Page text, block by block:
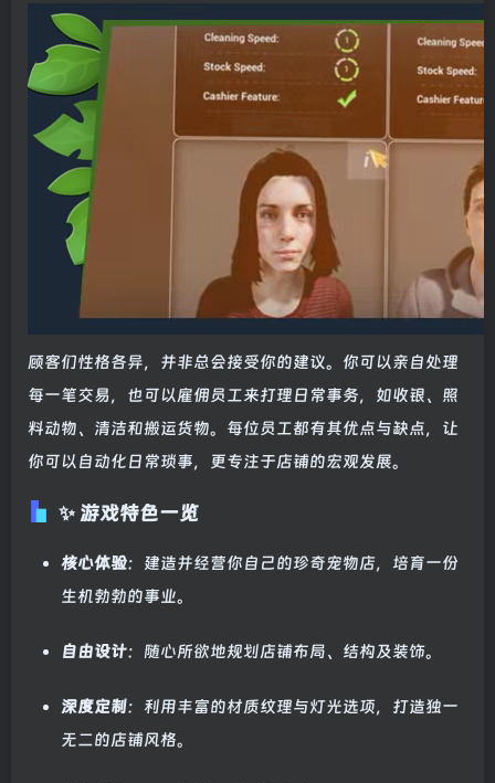
顾客们性格各异，并非总会接受你的建议。你可以亲自处理
每一笔交易，也可以雇佣员工来打理日常事务，如收银、照
料动物、清洁和搬运货物。每位员工都有其优点与缺点，让
你可以自动化日常琐事，更专注于店铺的宏观发展。
✨ 游戏特色一览
核心体验：建造并经营你自己的珍奇宠物店，培育一份
生机勃勃的事业。
自由设计：随心所欲地规划店铺布局、结构及装饰。
深度定制：利用丰富的材质纹理与灯光选项，打造独一
无二的店铺风格。